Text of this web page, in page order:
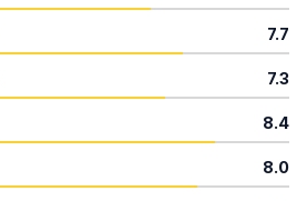
7.7
7.3
8.4
8.0